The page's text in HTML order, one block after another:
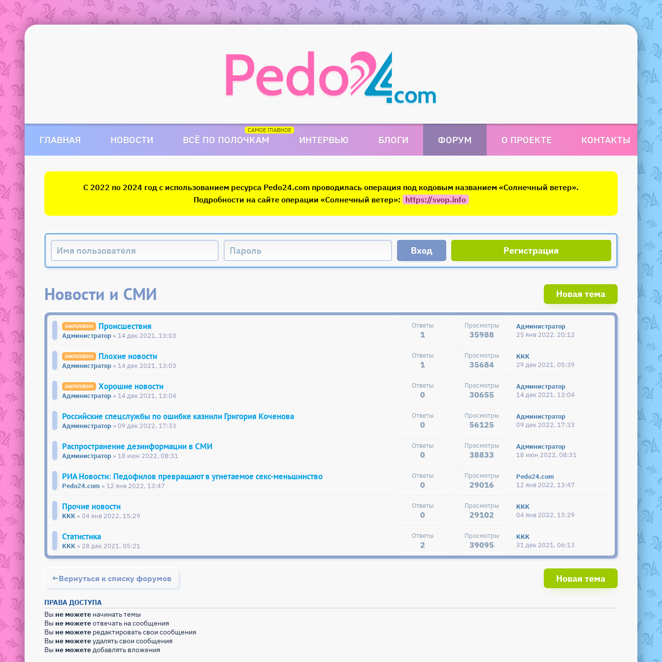
ГЛАВНАЯ НОВОСТИ ВСЁ ПО ПОЛОЧКАМ ИНТЕРВЬЮ БЛОГИ ФОРУМ О ПРОЕКТЕ КОНТАКТЫ
С 2022 по 2024 год с использованием ресурса Pedo24.com проводилась операция под кодовым названием «Солнечный ветер».
Подробности на сайте операции «Солнечный ветер»: https://svop.info
Регистрация
Новости и СМИ Новая тема
Происшествия
Администратор » 14 дек 2021, 13:03 1 35988
Администратор
25 янв 2022, 20:12
Плохие новости
Администратор » 14 дек 2021, 13:03 1 35684
KKK
29 дек 2021, 05:39
Хорошие новости
Администратор » 14 дек 2021, 13:04 0 30655
Администратор
14 дек 2021, 13:04
Российские спецслужбы по ошибке казнили Григория Коченова
Администратор » 09 дек 2022, 17:33 0 56125
Администратор
09 дек 2022, 17:33
Распространение дезинформации в СМИ
Администратор » 18 июн 2022, 08:31 0 38833
Администратор
18 июн 2022, 08:31
РИА Новости: Педофилов превращают в угнетаемое секс-меньшинство
Pedo24.com » 12 янв 2022, 13:47 0 29016
Pedo24.com
12 янв 2022, 13:47
Прочие новости
KKK » 04 янв 2022, 15:29 0 29102
KKK
04 янв 2022, 15:29
Статистика
KKK » 28 дек 2021, 05:21 2 39095
KKK
31 дек 2021, 06:13
Вернуться к списку форумов Новая тема
ПРАВА ДОСТУПА
Вы не можете начинать темы
Вы не можетеотвечать на сообщения
Вы не можете редактировать свои сообщения
Вы не можетеудалять свои сообщения
Вы не можетедобавлять вложения